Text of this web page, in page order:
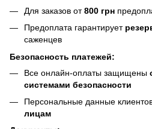
Для заказов от800 грн
Предоплата гарантирует
саженцев
Безопасность платежей:
Все онлайн-оплаты защищены
системами безопасности
Персональные данные
лицам